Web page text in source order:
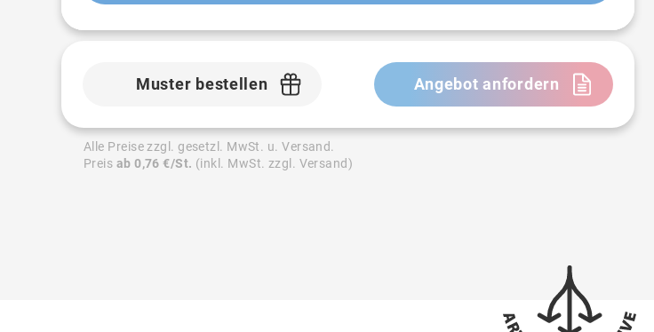
Muster bestellen Angebot anfordern
Alle Preise zzgl. gesetzl. MwSt. u. Versand.
Preis ab 0,76 €/St. (inkl. MwSt. zzgl. Versand)